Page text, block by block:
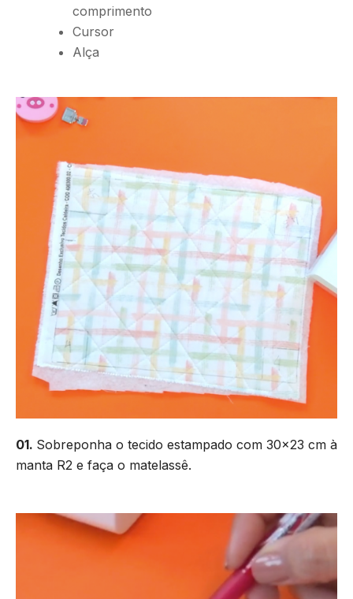
comprimento
Cursor
Alça
01. Sobreponha o tecido estampado com 30×23 cm à
manta R2 e faça o matelassê.